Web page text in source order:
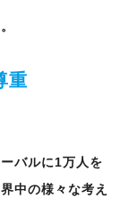
重
バルに1万人を
中の様々な考え